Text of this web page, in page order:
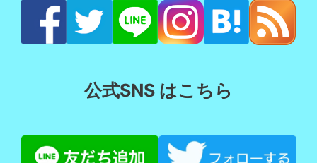
公式SNS はこちら